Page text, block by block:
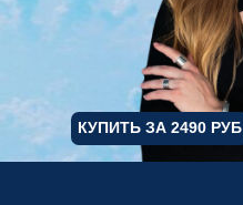
КУПИТЬ ЗА 2490 РУБ